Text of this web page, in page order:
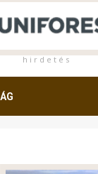
h i r d e t é s